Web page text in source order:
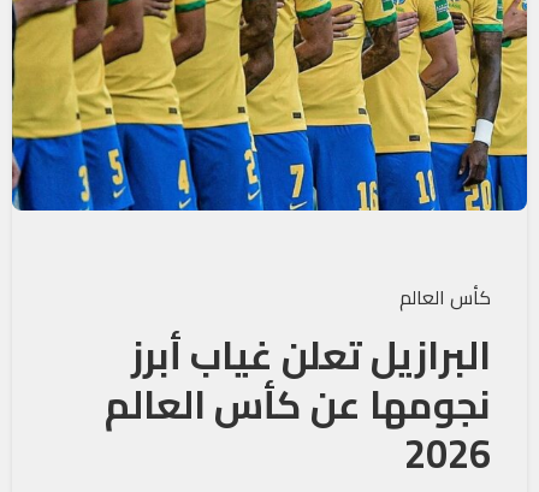
كأس العالم
البرازيل تعلن غياب أبرز
نجومها عن كأس العالم
2026